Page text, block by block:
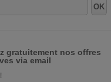
gratuitement nos offres
via email